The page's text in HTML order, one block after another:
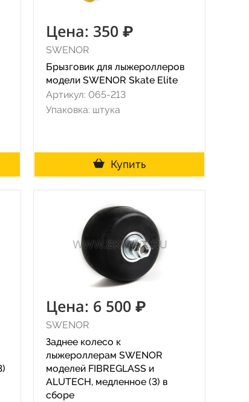
Цена: 350 ₽
SWENOR
Брызговик для лыжероллеров
модели SWENOR Skate Elite
Артикул: 065-213
Упаковка: штука
Купить
Цена: 6 500 ₽
SWENOR
Заднее колесо к
лыжероллерам SWENOR
моделей FIBREGLASS и
ALUTECH, медленное (3) в
сборе